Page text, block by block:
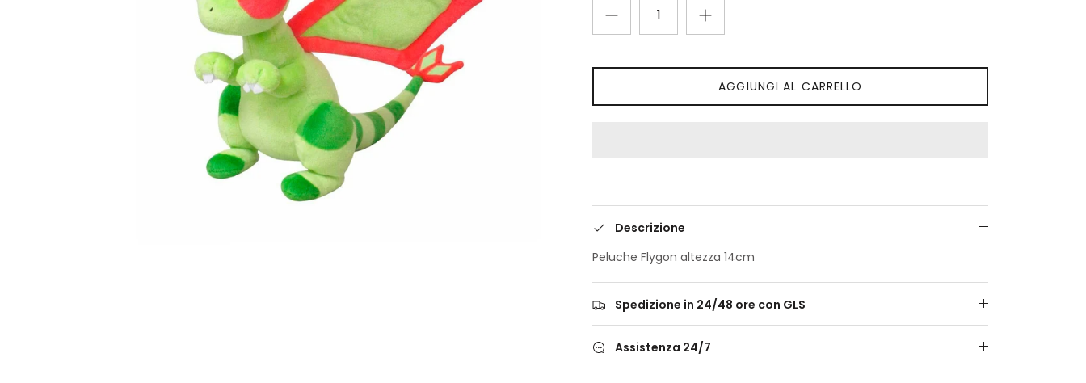
AGGIUNGI AL CARRELLO
Descrizione
Peluche Flygon altezza 14cm
Spedizione in 24/48 ore con GLS
Assistenza 24/7